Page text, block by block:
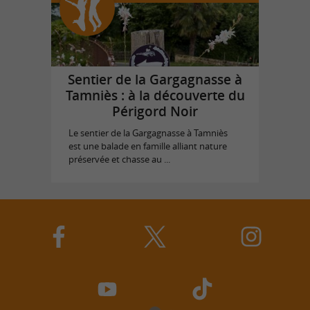
Sentier de la Gargagnasse à
Tamniès : à la découverte du
Périgord Noir
Le sentier de la Gargagnasse à Tamniès
est une balade en famille alliant nature
préservée et chasse au ...